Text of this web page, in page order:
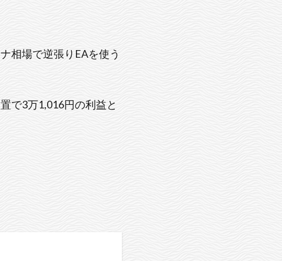
相場で逆張りEAを使う
で3万1,016円の利益と